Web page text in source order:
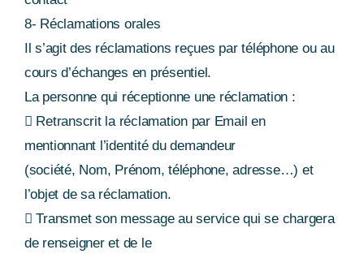
8- Réclamations orales
Il s’agit des réclamations reçues par téléphone ou au
cours d’échanges en présentiel.
La personne qui réceptionne une réclamation :
 Retranscrit la réclamation par Email en
mentionnant l’identité du demandeur
(société, Nom, Prénom, téléphone, adresse…) et
l’objet de sa réclamation.
 Transmet son message au service qui se chargera
de renseigner et de le